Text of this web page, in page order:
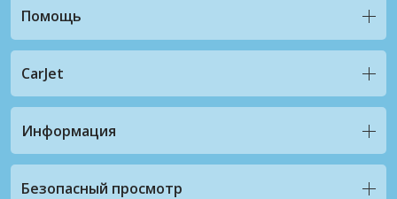
Помощь
CarJet
Информация
Безопасный просмотр